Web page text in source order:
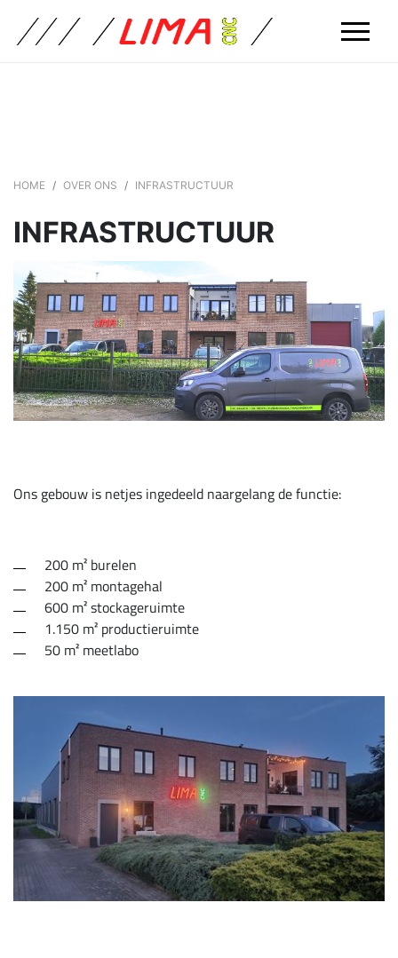
HOME OVER ONS INFRASTRUCTUUR
INFRASTRUCTUUR
Ons gebouw is netjes ingedeeld naargelang de functie:
200 m² burelen
200 m² montagehal
600 m² stockageruimte
1.150 m² productieruimte
50 m² meetlabo